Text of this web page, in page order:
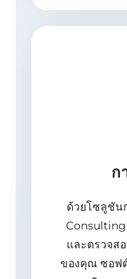
ก
ด้วยโซลูชัน
Consulting
และตรวจส
ของคุณ ซอฟ